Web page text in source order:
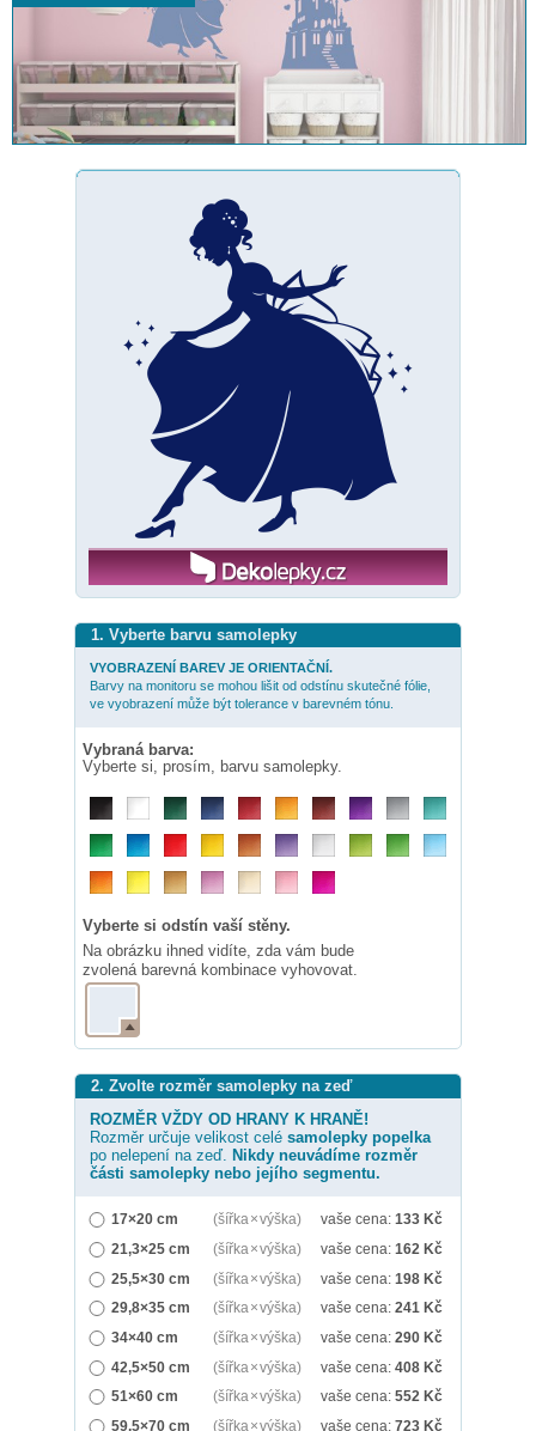
1. Vyberte barvu samolepky
VYOBRAZENÍ BAREV JE ORIENTAČNÍ.
Barvy na monitoru se mohou lišit od odstínu skutečné fólie,
ve vyobrazení může být tolerance v barevném tónu.
Vybraná barva:
Vyberte si, prosím, barvu samolepky.
Vyberte si odstín vaší stěny.
Na obrázku ihned vidíte, zda vám bude
zvolená barevná kombinace vyhovovat.
2. Zvolte rozměr samolepky na zeď
ROZMĚR VŽDY OD HRANY K HRANĚ!
Rozměr určuje velikost celé samolepky popelka
po nelepení na zeď. Nikdy neuvádíme rozměr
části samolepky nebo jejího segmentu.
17×20 cm (šířka × výška) vaše cena: 133 Kč
21,3×25 cm
(šířka × výška) vaše cena: 162 Kč
25,5×30 cm
(šířka × výška) vaše cena: 198 Kč
29,8×35 cm
(šířka × výška) vaše cena: 241 Kč
34×40 cm
(šířka × výška) vaše cena: 290 Kč
42,5×50 cm
(šířka × výška) vaše cena: 408 Kč
51×60 cm
(šířka × výška) vaše cena: 552 Kč
59,5×70 cm
(šířka × výška) vaše cena: 723 Kč